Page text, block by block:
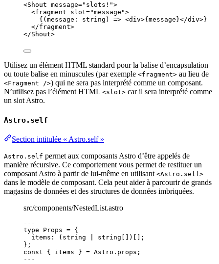
<Shout message=" slots! ">
<fragment slot="message ">
{ ( message : string ) => <div>{ message }</div> }
</fragment>
</Shout>
Utilisez un élément HTML standard pour la balise d’encapsulation
ou toute balise en minuscules (par exemple <fragment> au lieu de
<Fragment />) qui ne sera pas interprété comme un composant.
N’utilisez pas l’élément HTML <slot> car il sera interprété comme
un slot Astro.
Astro.self
Section intitulée « Astro.self »
Astro.self permet aux composants Astro d’être appelés de
manière récursive. Ce comportement vous permet de restituer un
composant Astro à partir de lui-même en utilisant <Astro.self>
dans le modèle de composant. Cela peut aider à parcourir de grands
magasins de données et des structures de données imbriquées.
src/components/NestedList.astro
---
type Props = {
items : ( string string [])[];
};
const { items } = Astro . props ;
---